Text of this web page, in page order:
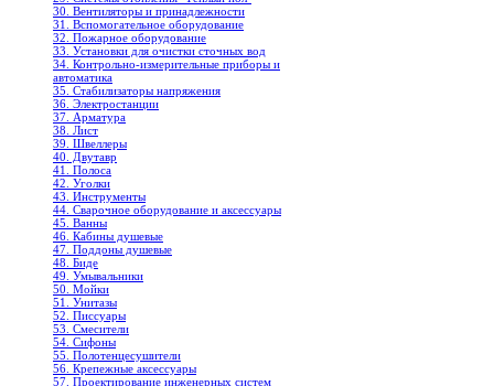
30. Вентиляторы и принадлежности
31. Вспомогательное оборудование
32. Пожарное оборудование
33. Установки для очистки сточных вод
34. Контрольно-измерительные приборы и
автоматика
35. Стабилизаторы напряжения
36. Электростанции
37. Арматура
38. Лист
39. Швеллеры
40. Двутавр
41. Полоса
42. Уголки
43. Инструменты
44. Сварочное оборудование и аксессуары
45. Ванны
46. Кабины душевые
47. Поддоны душевые
48. Биде
49. Умывальники
50. Мойки
51. Унитазы
52. Писсуары
53. Смесители
54. Сифоны
55. Полотенцесушители
56. Крепежные аксессуары
57. Проектирование инженерных систем